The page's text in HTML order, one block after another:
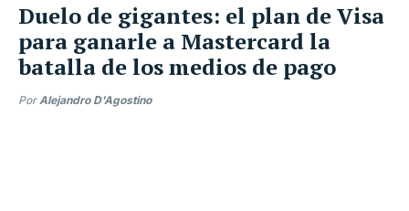
Duelo de gigantes: el plan de Visa
para ganarle a Mastercard la
batalla de los medios de pago
PorAlejandro D'Agostino